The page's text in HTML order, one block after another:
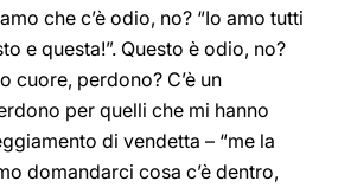
che c’è odio, no? “Io amo tutti
e questa!”. Questo è odio, no?
cuore, perdono? C’è un
per quelli che mi hanno
di vendetta – “me la
domandarci cosa c’è dentro,